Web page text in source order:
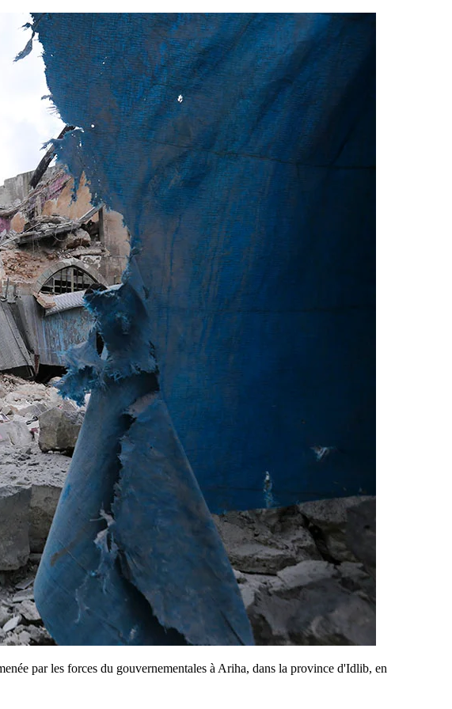
par les forces du gouvernementales à Ariha, dans la province d'Idlib, en